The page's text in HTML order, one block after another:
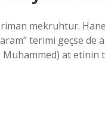
mekruhtur.
terimi geçse
Muhammed) at